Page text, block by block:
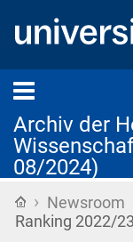
Archiv der
08/2024)
Startseite
› Newsroom
Ranking 2022/